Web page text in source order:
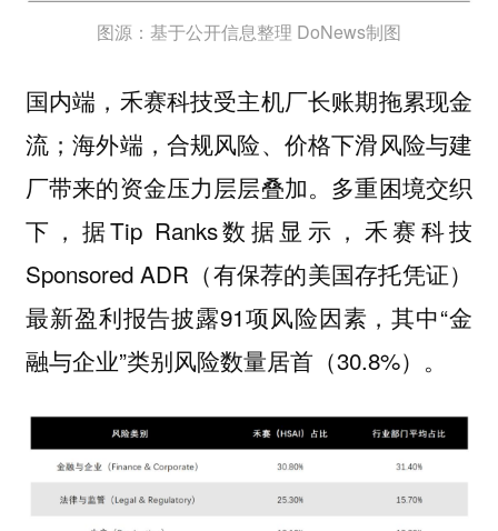
图源：基于公开信息整理 DoNews制图
国内端，禾赛科技受主机厂长账期拖累现金
流；海外端，合规风险、价格下滑风险与建
厂带来的资金压力层层叠加。多重困境交织
下，据Tip Ranks数据显示，禾赛科技
Sponsored ADR（有保荐的美国存托凭证）
最新盈利报告披露91项风险因素，其中“金
融与企业”类别风险数量居首（30.8%）。